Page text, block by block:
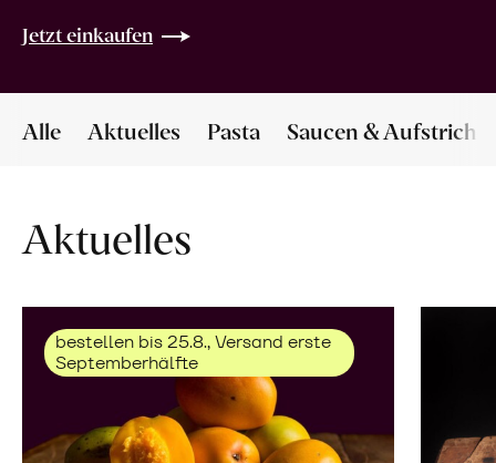
Jetzt einkaufen
Alle Aktuelles Pasta Saucen & Aufstriche
Aktuelles
bestellen bis 25.8., Versand erste
Septemberhälfte